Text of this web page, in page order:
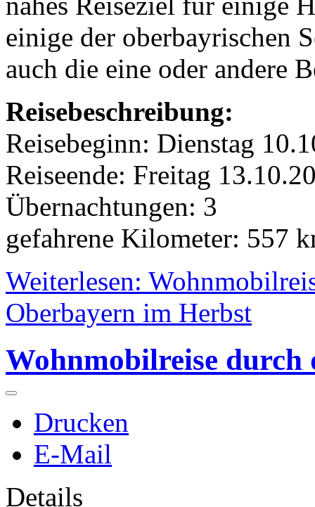
einige der oberbayrischen
auch die eine oder andere
Reisebeschreibung:
Reisebeginn: Dienstag
Reiseende: Freitag
Übernachtungen: 3
gefahrene Kilometer: 557
Weiterlesen:
Oberbayern im Herbst
Wohnmobilreise durch
Drucken
E-Mail
Details